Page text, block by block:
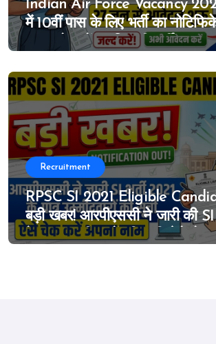
Indian Air Force Vacancy
में 10वीं पास के लिए भर्ती का
MTS के पदों पर निकली भर्ती, 27
Recruitment
RPSC SI 2021 Eligible
बड़ी खबर! आरपीएससी ने जारी की SI
के पात्र उम्मीदवारों की सूची, ऐसे